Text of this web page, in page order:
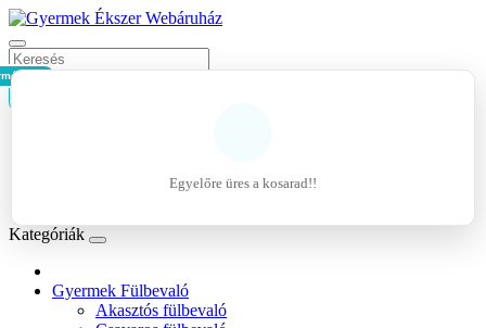
- 0Ft
Egyelőre üres a kosarad!!
Kategóriák
Gyermek Fülbevaló
Akasztós fülbevaló